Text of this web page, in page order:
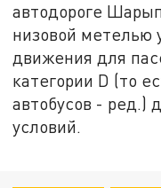
автодороге
низовой метелью
движения для
категории D (то
автобусов - ред.)
условий.